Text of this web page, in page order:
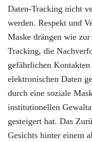
Daten-Tracking nicht
werden. Respekt und
Maske drängen wie
Tracking, die
gefährlichen
elektronischen Daten
durch eine soziale
institutionellen
gesteigert hat. Das
Gesichts hinter einem